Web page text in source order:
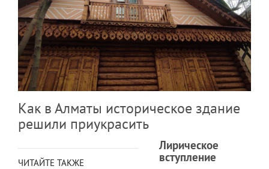
Как в Алматы историческое здание
решили приукрасить
ЧИТАЙТЕ ТАКЖЕ
Лирическое
вступление